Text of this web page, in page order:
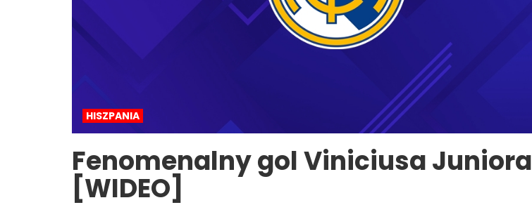
HISZPANIA
Fenomenalny gol Viniciusa Juniora
[WIDEO]